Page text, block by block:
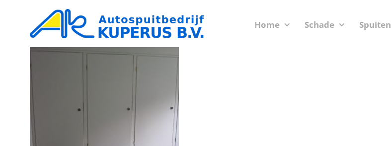
Home Schade Spuiten